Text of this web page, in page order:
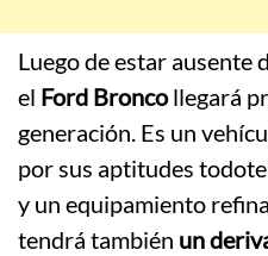
Luego de estar ausente
el Ford Broncollegará
generación. Es un
por sus aptitudes
y un equipamiento
tendrá también un